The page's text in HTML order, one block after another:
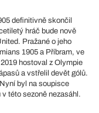
definitivně skončil
hráč bude nově
Pražané o jeho
1905 a Příbram, ve
hostoval z Olympie
a vstřelil devět gólů.
byl na soupisce
této sezoně nezasáhl.